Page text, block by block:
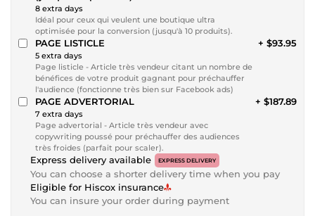
8 extra days
Idéal pour ceux qui veulent une boutique ultra
optimisée pour la conversion (jusqu'à 10 produits).
PAGE LISTICLE
5 extra days
Page listicle - Article très vendeur citant un nombre de
bénéfices de votre produit gagnant pour préchauffer
l'audience (fonctionne très bien sur Facebook ads)
+ $93.95
PAGE ADVERTORIAL
7 extra days
Page advertorial - Article très vendeur avec
copywriting poussé pour préchauffer des audiences
très froides (parfait pour scaler).
+ $187.89
Express delivery available EXPRESS DELIVERY
You can choose a shorter delivery time when you pay
Eligible for Hiscox insurance
You can insure your order during payment